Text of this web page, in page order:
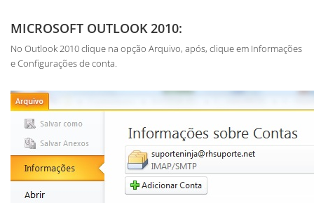
MICROSOFT OUTLOOK 2010:
No Outlook 2010 clique na opção Arquivo, após, clique em Informações
e Configurações de conta.